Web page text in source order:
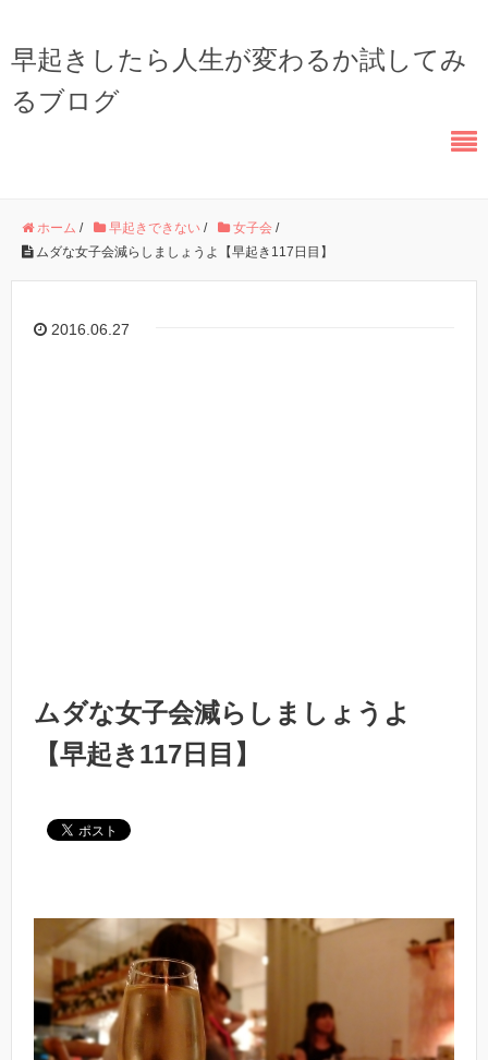
早起きしたら人生が変わるか試してみ
るブログ
ホーム / 早起きできない / 女子会 /
ムダな女子会減らしましょうよ【早起き117日目】
2016.06.27
ムダな女子会減らしましょうよ
【早起き117日目】